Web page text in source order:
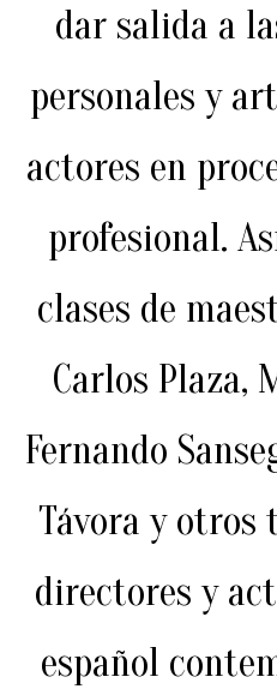
dar salida a
personales y
actores en
profesional.
clases de
Carlos Plaza,
Fernando
Távora y otros
directores y
español